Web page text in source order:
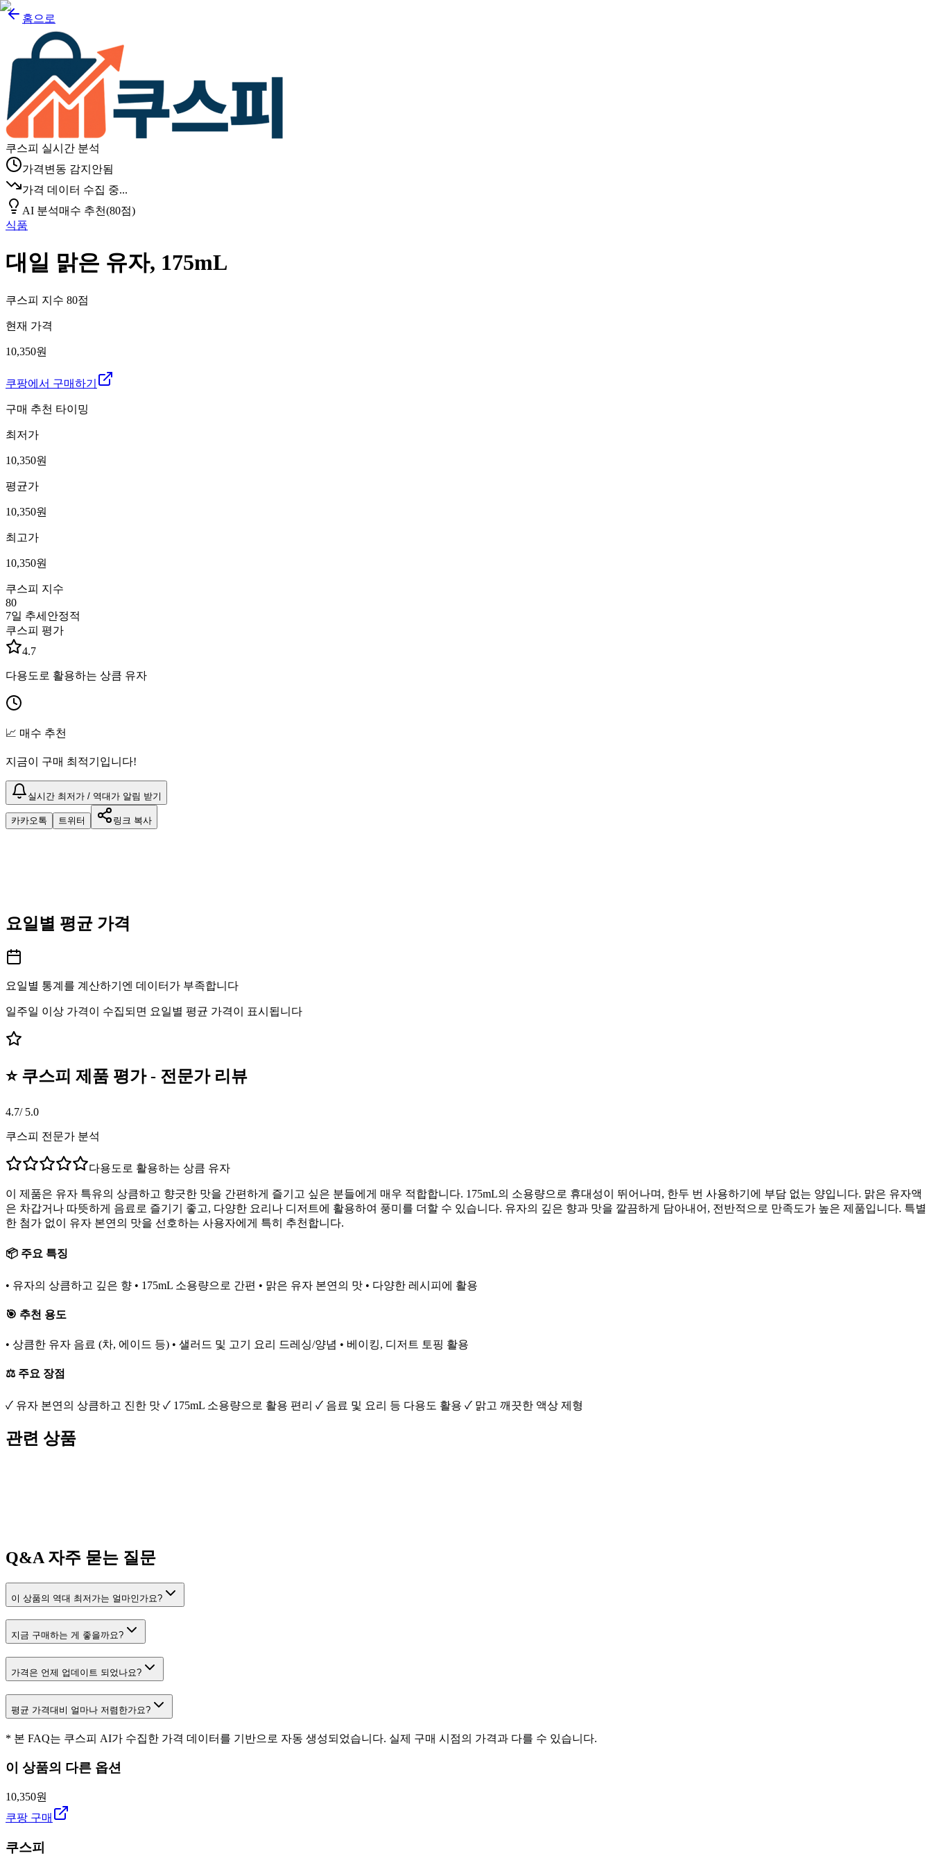
홈으로
쿠스피 실시간 분석
가격변동 감지안됨
가격 데이터 수집 중...
AI 분석매수 추천(80점)
식품
대일 맑은 유자, 175mL
쿠스피 지수 80점
현재 가격
10,350원
쿠팡에서 구매하기
구매 추천 타이밍
최저가
10,350원
평균가
10,350원
최고가
10,350원
쿠스피 지수
80
7일 추세 안정적
쿠스피 평가
4.7
다용도로 활용하는 상큼 유자
📈 매수 추천
지금이 구매 최적기입니다!
실시간 최저가 / 역대가 알림 받기
카카오톡 트위터 링크 복사
요일별 평균 가격
요일별 통계를 계산하기엔 데이터가 부족합니다
일주일 이상 가격이 수집되면 요일별 평균 가격이 표시됩니다
⭐ 쿠스피 제품 평가 - 전문가 리뷰
4.7/ 5.0
쿠스피 전문가 분석
다용도로 활용하는 상큼 유자
이 제품은 유자 특유의 상큼하고 향긋한 맛을 간편하게 즐기고 싶은 분들에게 매우 적합합니다. 175mL의 소용량으로 휴대성이 뛰어나며, 한두 번 사용하기에 부담 없는 양입니다. 맑은 유자액
은 차갑거나 따뜻하게 음료로 즐기기 좋고, 다양한 요리나 디저트에 활용하여 풍미를 더할 수 있습니다. 유자의 깊은 향과 맛을 깔끔하게 담아내어, 전반적으로 만족도가 높은 제품입니다. 특별
한 첨가 없이 유자 본연의 맛을 선호하는 사용자에게 특히 추천합니다.
📦 주요 특징
• 유자의 상큼하고 깊은 향 • 175mL 소용량으로 간편 • 맑은 유자 본연의 맛 • 다양한 레시피에 활용
🎯 추천 용도
• 상큼한 유자 음료 (차, 에이드 등) • 샐러드 및 고기 요리 드레싱/양념 • 베이킹, 디저트 토핑 활용
⚖️ 주요 장점
✓ 유자 본연의 상큼하고 진한 맛 ✓ 175mL 소용량으로 활용 편리 ✓ 음료 및 요리 등 다용도 활용 ✓ 맑고 깨끗한 액상 제형
관련 상품
Q&A 자주 묻는 질문
이 상품의 역대 최저가는 얼마인가요?
지금 구매하는 게 좋을까요?
가격은 언제 업데이트 되었나요?
평균 가격대비 얼마나 저렴한가요?
* 본 FAQ는 쿠스피 AI가 수집한 가격 데이터를 기반으로 자동 생성되었습니다. 실제 구매 시점의 가격과 다를 수 있습니다.
이 상품의 다른 옵션
10,350원
쿠팡 구매
쿠스피